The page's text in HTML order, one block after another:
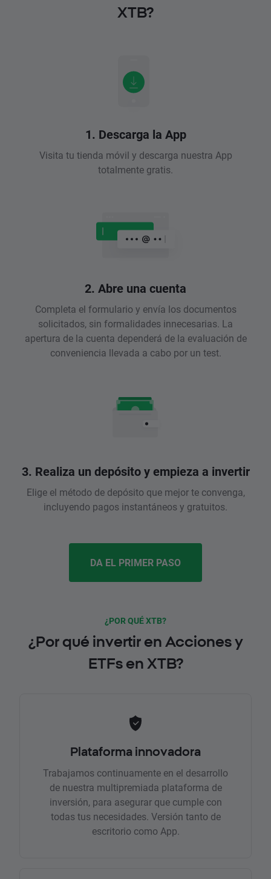
XTB?
1. Descarga la App
Visita tu tienda móvil y descarga nuestra App
totalmente gratis.
2. Abre una cuenta
Completa el formulario y envía los documentos
solicitados, sin formalidades innecesarias. La
apertura de la cuenta dependerá de la evaluación de
conveniencia llevada a cabo por un test.
3. Realiza un depósito y empieza a invertir
Elige el método de depósito que mejor te convenga,
incluyendo pagos instantáneos y gratuitos.
DA EL PRIMER PASO
¿POR QUÉ XTB?
¿Por qué invertir en Acciones y
ETFs en XTB?
Plataforma innovadora
Trabajamos continuamente en el desarrollo
de nuestra multipremiada plataforma de
inversión, para asegurar que cumple con
todas tus necesidades. Versión tanto de
escritorio como App.